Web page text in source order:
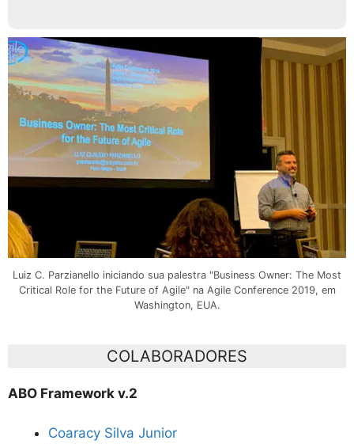
Luiz C. Parzianello iniciando sua palestra "Business Owner: The Most
Critical Role for the Future of Agile" na Agile Conference 2019, em
Washington, EUA.
COLABORADORES
ABO Framework v.2
Coaracy Silva Junior